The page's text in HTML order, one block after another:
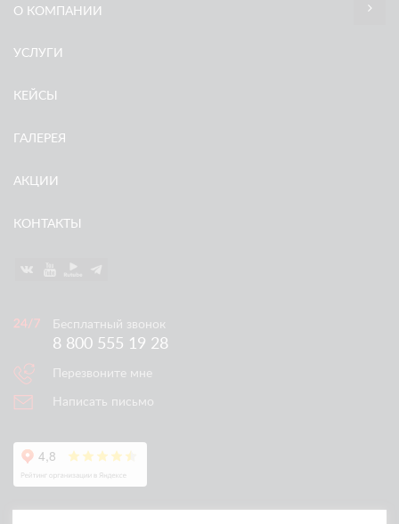
О КОМПАНИИ
УСЛУГИ
КЕЙСЫ
ГАЛЕРЕЯ
АКЦИИ
КОНТАКТЫ
Бесплатный звонок
8 800 555 19 28
Перезвоните мне
Написать письмо